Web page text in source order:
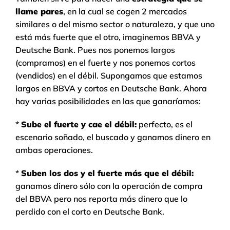
llame pares, en la cual se cogen 2 mercados
similares o del mismo sector o naturaleza, y que uno
está más fuerte que el otro, imaginemos BBVA y
Deutsche Bank. Pues nos ponemos largos
(compramos) en el fuerte y nos ponemos cortos
(vendidos) en el débil. Supongamos que estamos
largos en BBVA y cortos en Deutsche Bank. Ahora
hay varias posibilidades en las que ganaríamos:
* Sube el fuerte y cae el débil: perfecto, es el
escenario soñado, el buscado y ganamos dinero en
ambas operaciones.
* Suben los dos y el fuerte más que el débil:
ganamos dinero sólo con la operación de compra
del BBVA pero nos reporta más dinero que lo
perdido con el corto en Deutsche Bank.